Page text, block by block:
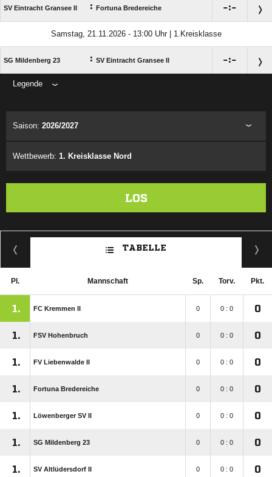
SV Eintracht Gransee II : Fortuna Bredereiche :
Samstag, 21.11.2026 - 13:00 Uhr | 1.Kreisklasse
SG Mildenberg 23 : SV Eintracht Gransee II :
Legende
Saison: 2026/2027
Wettbewerb: 1. Kreisklasse Nord
LOS
TABELLE
Pl. Mannschaft Sp. Torv. Pkt.
1. FC Kremmen II 0 0 : 0 0
1. FSV Hohenbruch 0 0 : 0 0
1. FV Liebenwalde II 0 0 : 0 0
1. Fortuna Bredereiche 0 0 : 0 0
1. Löwenberger SV II 0 0 : 0 0
1. SG Mildenberg 23 0 0 : 0 0
1. SV Altlüdersdorf II 0 0 : 0 0